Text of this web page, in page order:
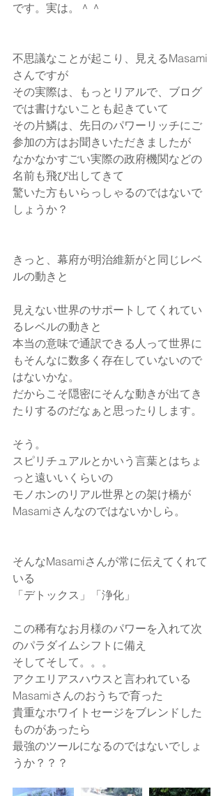
です。実は。＾＾
不思議なことが起こり、見えるMasami
さんですが
その実際は、もっとリアルで、ブログ
では書けないことも起きていて
その片鱗は、先日のパワーリッチにご
参加の方はお聞きいただきましたが
なかなかすごい実際の政府機関などの
名前も飛び出してきて
驚いた方もいらっしゃるのではないで
しょうか？
きっと、幕府が明治維新がと同じレベ
ルの動きと
見えない世界のサポートしてくれてい
るレベルの動きと
本当の意味で通訳できる人って世界に
もそんなに数多く存在していないので
はないかな。
だからこそ隠密にそんな動きが出てき
たりするのだなぁと思ったりします。
そう。
スピリチュアルとかいう言葉とはちょ
っと遠いいくらいの
モノホンのリアル世界との架け橋が
Masamiさんなのではないかしら。
そんなMasamiさんが常に伝えてくれて
いる
「デトックス」「浄化」
この稀有なお月様のパワーを入れて次
のパラダイムシフトに備え
そしてそして。。。
アクエリアスハウスと言われている
Masamiさんのおうちで育った
貴重なホワイトセージをブレンドした
ものがあったら
最強のツールになるのではないでしょ
うか？？？